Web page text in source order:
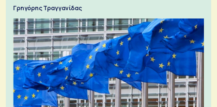
Γρηγόρης Τραγγανίδας